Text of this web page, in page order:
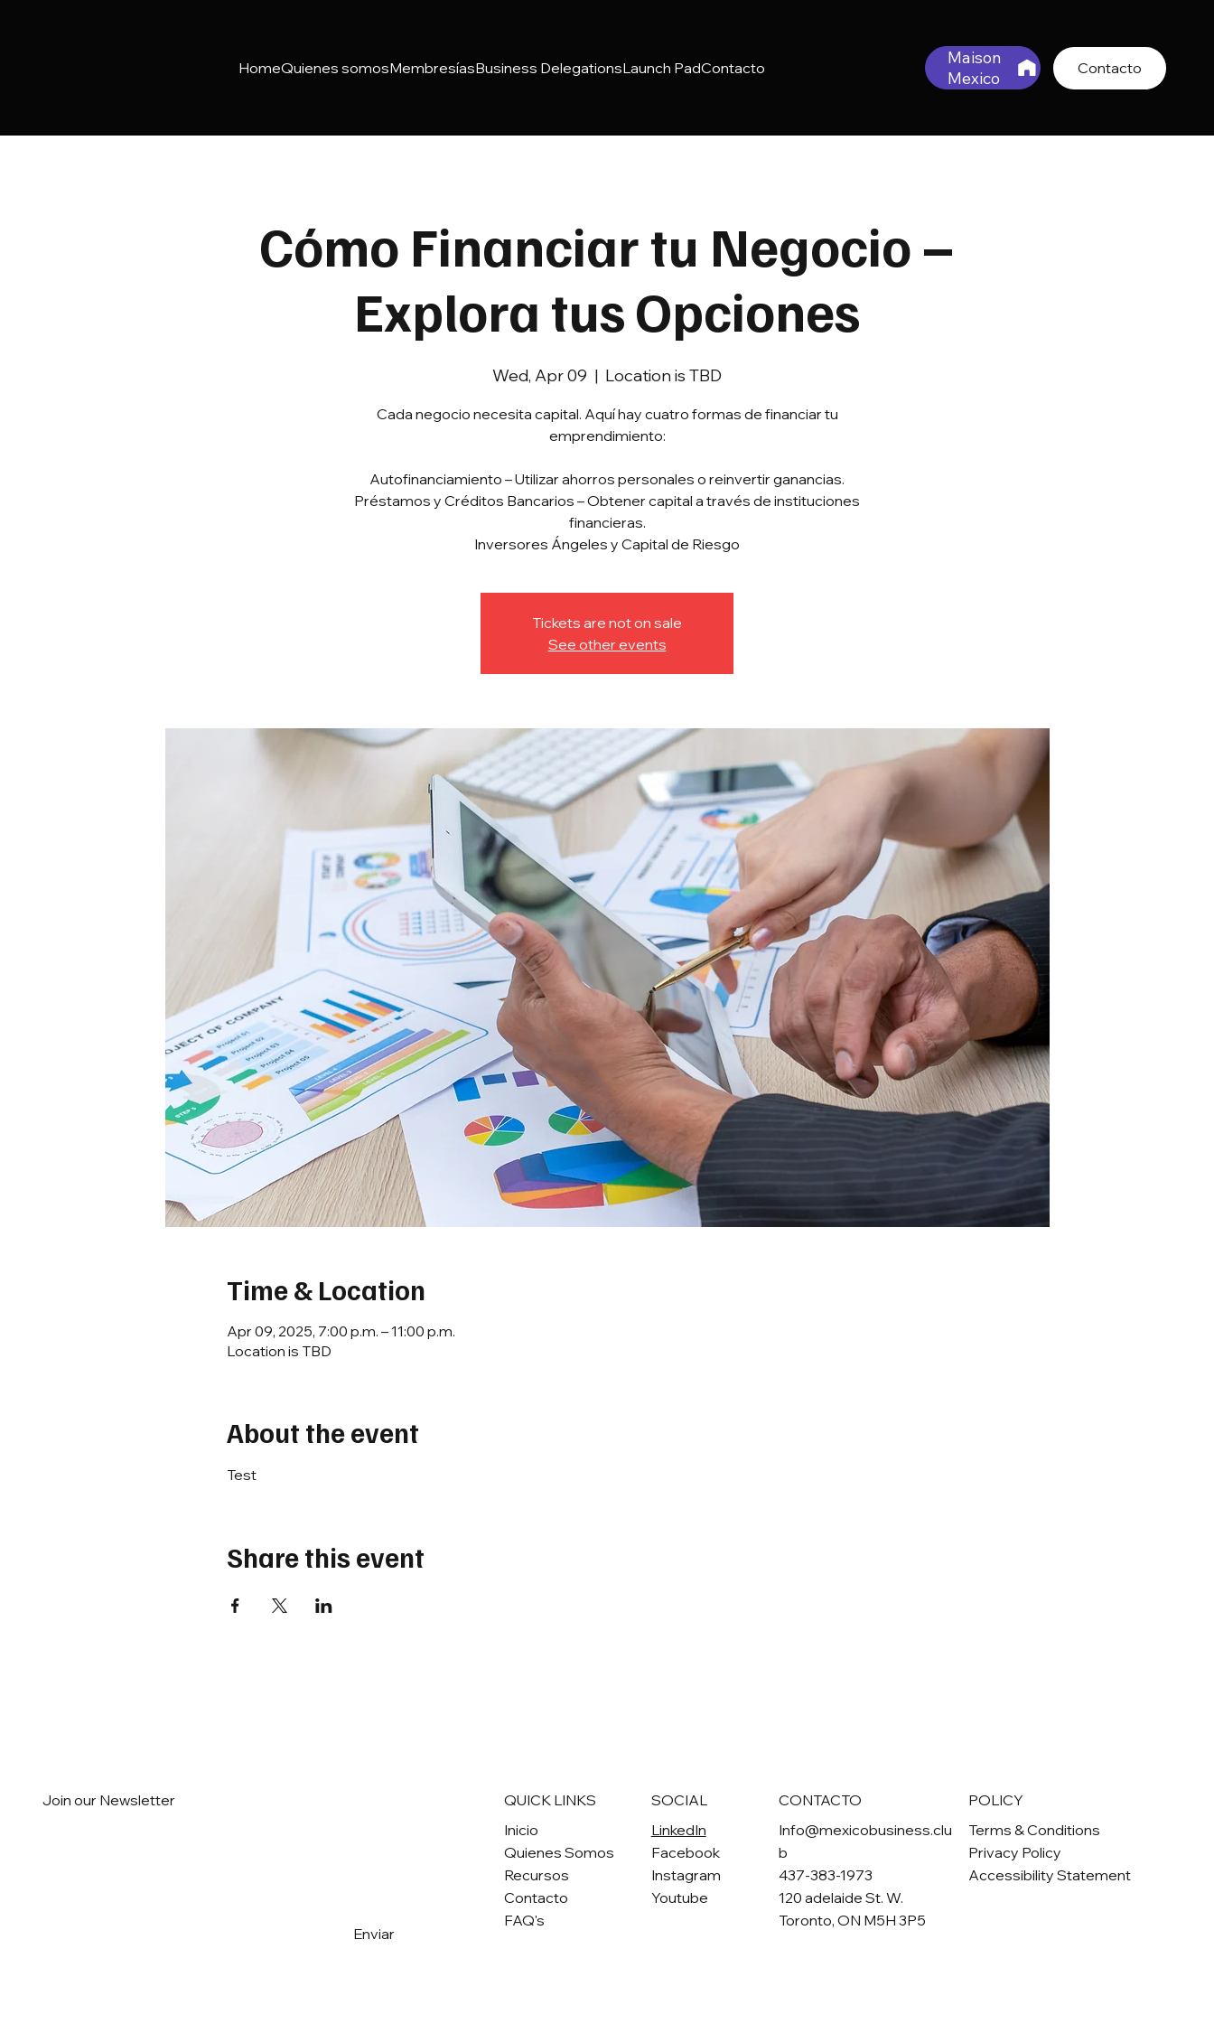
HomeQuienes somosMembresíasBusiness DelegationsLaunch PadContacto
Maison
Mexico
Contacto
Cómo Financiar tu Negocio –
Explora tus Opciones
Wed, Apr 09
  |
Location is TBD
Cada negocio necesita capital. Aquí hay cuatro formas de financiar tu
emprendimiento:
Autofinanciamiento – Utilizar ahorros personales o reinvertir ganancias.
Préstamos y Créditos Bancarios – Obtener capital a través de instituciones
financieras.
Inversores Ángeles y Capital de Riesgo
Tickets are not on sale
See other events
Time & Location
Apr 09, 2025, 7:00 p.m. – 11:00 p.m.
Location is TBD
About the event
Test
Share this event
Join our Newsletter
Enviar
QUICK LINKS
Inicio
Quienes Somos
Recursos
Contacto
FAQ's
SOCIAL
LinkedIn
Facebook
Instagram
Youtube
CONTACTO
Info@mexicobusiness.clu
b
437-383-1973
120 adelaide St. W.
Toronto, ON M5H 3P5
POLICY
Terms & Conditions
Privacy Policy
Accessibility Statement